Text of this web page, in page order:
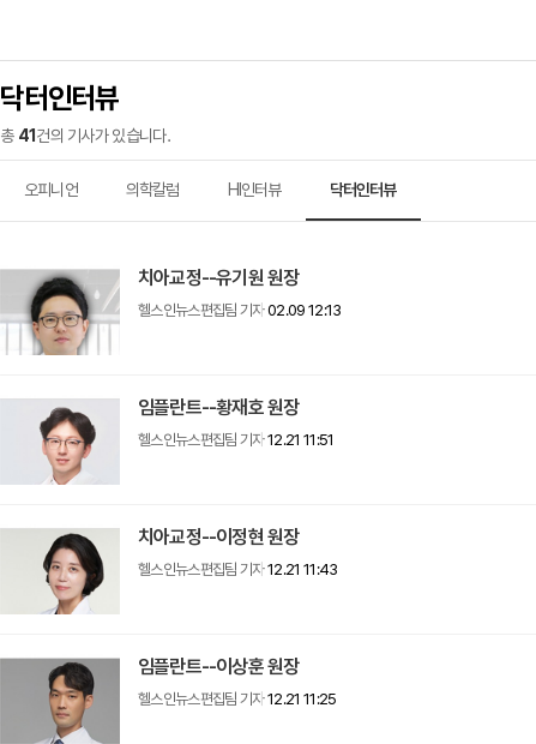
닥터인터뷰
총 41 건의 기사가 있습니다.
오피니언 의학칼럼 HI인터뷰 닥터인터뷰
치아교정--유기원 원장
헬스인뉴스편집팀 기자02.09 12:13
임플란트--황재호 원장
헬스인뉴스편집팀 기자12.21 11:51
치아교정--이정현 원장
헬스인뉴스편집팀 기자12.21 11:43
임플란트--이상훈 원장
헬스인뉴스편집팀 기자12.21 11:25